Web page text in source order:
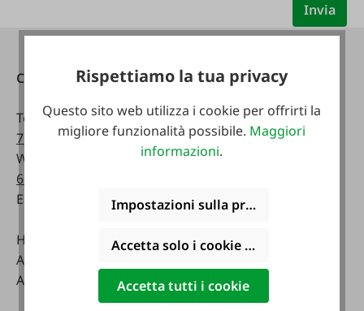
Invia
Contatti
Telefono:0043 7672
716-0
WhatsApp:
63514619
Email:
info@faie.at
Handelsstraße 9
A-4844 Regau
Austria
Raggiungibile
Lunedì - venerdì:
07:30 - 17.00
08:00 - 12:00
Negozio specializzato
08:00 - 17:00
Sabato:
Rispettiamo la tua privacy
Questo sito web utilizza i cookie per offrirti la
migliore funzionalità possibile. Maggiori
informazioni.
Impostazioni sulla privacy
Accetta solo i cookie funzionali
Accetta tutti i cookie